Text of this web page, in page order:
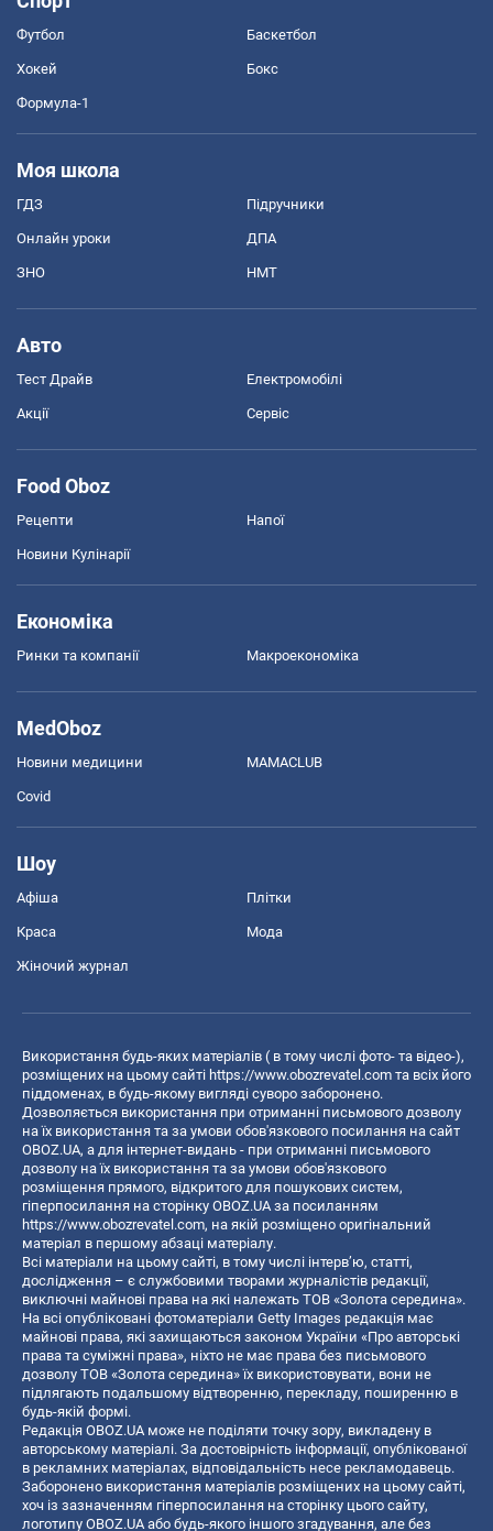
Футбол Баскетбол
Хокей Бокс
Формула-1
Моя школа
ГДЗ Підручники
Онлайн уроки ДПА
ЗНО НМТ
Авто
Тест Драйв Електромобілі
Акції Сервіс
Food Oboz
Рецепти Напої
Новини Кулінарії
Економіка
Ринки та компанії Макроекономіка
MedOboz
Новини медицини MAMACLUB
Covid
Шоу
Афіша Плітки
Краса Мода
Жіночий журнал
Використання будь-яких матеріалів ( в тому числі фото- та відео-),
розміщених на цьому сайті https://www.obozrevatel.com та всіх його
піддоменах, в будь-якому вигляді суворо заборонено.
Дозволяється використання при отриманні письмового дозволу
на їх використання та за умови обов'язкового посилання на сайт
OBOZ.UA, а для інтернет-видань - при отриманні письмового
дозволу на їх використання та за умови обов'язкового
розміщення прямого, відкритого для пошукових систем,
гіперпосилання на сторінку OBOZ.UA за посиланням
https://www.obozrevatel.com, на якій розміщено оригінальний
матеріал в першому абзаці матеріалу.
Всі матеріали на цьому сайті, в тому числі інтерв’ю, статті,
дослідження – є службовими творами журналістів редакції,
виключні майнові права на які належать ТОВ «Золота середина».
На всі опубліковані фотоматеріали Getty Images редакція має
майнові права, які захищаються законом України «Про авторські
права та суміжні права», ніхто не має права без письмового
дозволу ТОВ «Золота середина» їх використовувати, вони не
підлягають подальшому відтворенню, перекладу, поширенню в
будь-якій формі.
Редакція OBOZ.UA може не поділяти точку зору, викладену в
авторському матеріалі. За достовірність інформації, опублікованої
в рекламних матеріалах, відповідальність несе рекламодавець.
Заборонено використання матеріалів розміщених на цьому сайті,
хоч із зазначенням гіперпосилання на сторінку цього сайту,
логотипу OBOZ.UA або будь-якого іншого згадування, але без